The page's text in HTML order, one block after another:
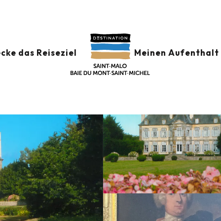
das Reiseziel Meinen
FRANZÖSISCH TERRASSE